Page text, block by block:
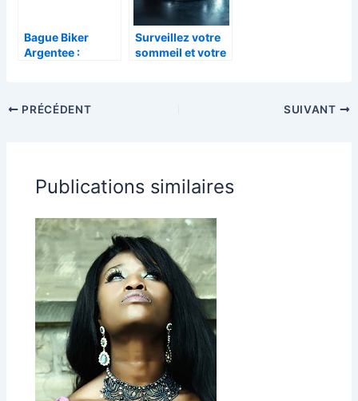
Bague Biker
Argentee :
d’entretien |
Surveillez votre
sommeil et votre
PRÉCÉDENT SUIVANT
Publications similaires